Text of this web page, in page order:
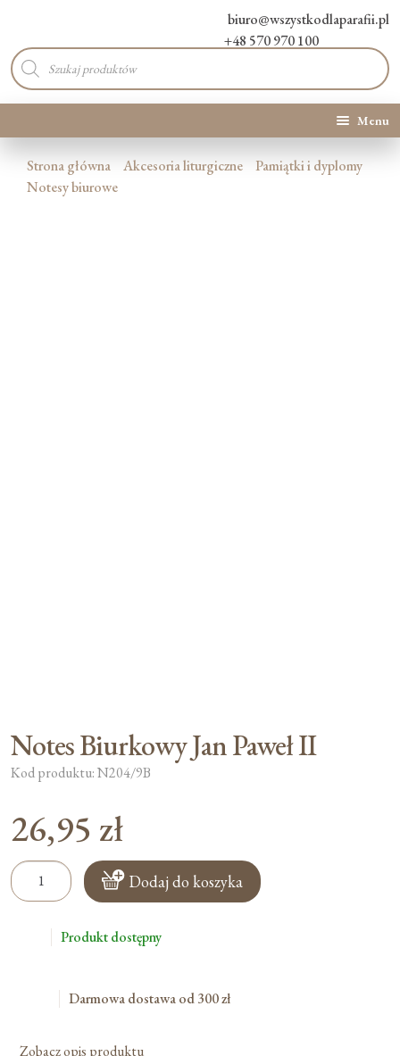
biuro@wszystkodlaparafii.pl
+48 570 970 100
Wyszukiwarka
produktów
Menu
Kategorie produktów
Strona główna Akcesoria liturgiczne
Pamiątki i dyplomy
Notesy biurowe
Notes Biurkowy Jan Paweł II
Kod produktu: N204/9B
26,95 zł
ilość
Notes
Dodaj do koszyka
Produkt dostępny
Darmowa dostawa od 300 zł
Zobacz opis produktu